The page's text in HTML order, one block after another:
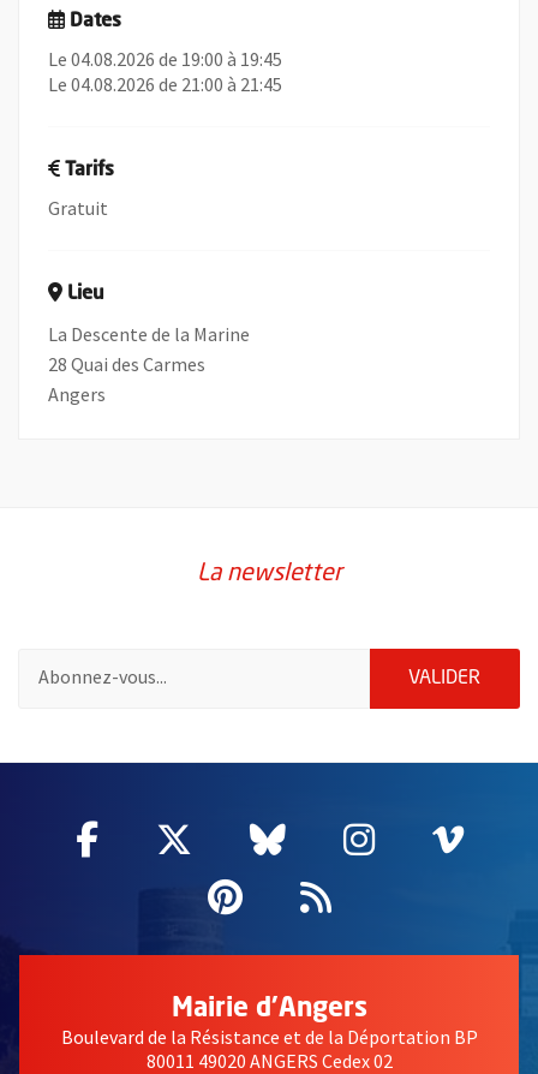
Dates
Le 04.08.2026 de 19:00 à 19:45
Le 04.08.2026 de 21:00 à 21:45
Tarifs
Gratuit
Lieu
La Descente de la Marine
28 Quai des Carmes
Angers
La newsletter
VALIDER
Facebook
, Ouvre une nouvelle fenêtre
Twitter
, Ouvre une nouvelle
Bluesky
, Ouvre une
Instagram
, Ouvre
,
Pinterest
, Ouvre une
Flux RSS
Mairie d'Angers
Boulevard de la Résistance et de la Déportation BP
80011 49020 ANGERS Cedex 02